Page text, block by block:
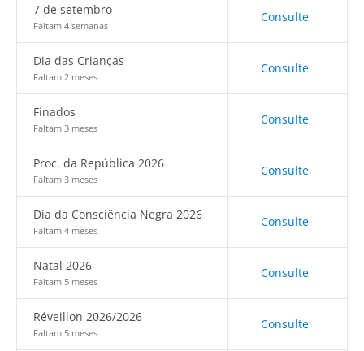
7 de setembro
Faltam 4 semanas
Consulte
Dia das Crianças
Faltam 2 meses
Consulte
Finados
Faltam 3 meses
Consulte
Proc. da República 2026
Faltam 3 meses
Consulte
Dia da Consciência Negra 2026
Faltam 4 meses
Consulte
Natal 2026
Faltam 5 meses
Consulte
Réveillon 2026/2026
Faltam 5 meses
Consulte